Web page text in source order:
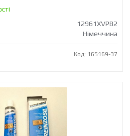
12961XVPB2
Німеччина
Код: 165169-37